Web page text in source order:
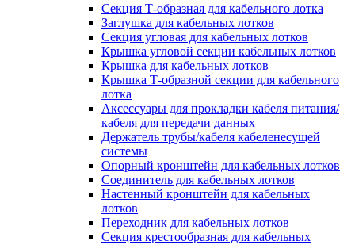
Секция Т-образная для кабельного лотка
Заглушка для кабельных лотков
Секция угловая для кабельных лотков
Крышка угловой секции кабельных лотков
Крышка для кабельных лотков
Крышка Т-образной секции для кабельного
лотка
Аксессуары для прокладки кабеля питания/
кабеля для передачи данных
Держатель трубы/кабеля кабеленесущей
системы
Опорный кронштейн для кабельных лотков
Соединитель для кабельных лотков
Настенный кронштейн для кабельных
лотков
Переходник для кабельных лотков
Секция крестообразная для кабельных